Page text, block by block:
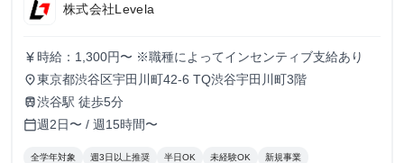
株式会社Levela
currency_yen 時給：1,300円〜 ※職種によってインセンティブ支給あり
place東京都渋谷区宇田川町42-6 TQ渋谷宇田川町3階
train渋谷駅 徒歩5分
calendar_today週2日〜 / 週15時間〜
全学年対象 週3日以上推奨 半日OK 未経験OK 新規事業